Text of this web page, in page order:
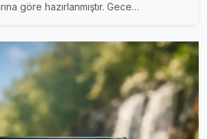
göre hazırlanmıştır. Gece…